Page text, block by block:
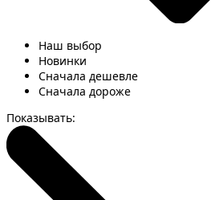
Наш выбор
Новинки
Сначала дешевле
Сначала дороже
Показывать: